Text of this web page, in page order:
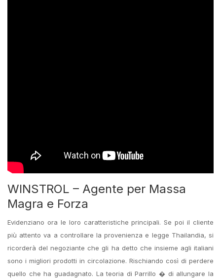
WINSTROL – Agente per Massa
Magra e Forza
Evidenziano ora le loro caratteristiche principali. Se poi il cliente
più attento va a controllare la provenienza e legge Thailandia, si
ricorderà del negoziante che gli ha detto che insieme agli italiani
sono i migliori prodotti in circolazione. Rischiando così di perdere
quello che ha guadagnato. La teoria di Parrillo � di allungare la